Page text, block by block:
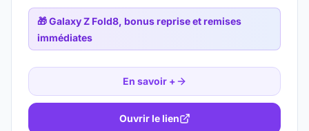
🎁Galaxy Z Fold8, bonus reprise et remises
immédiates
En savoir +
Ouvrir le lien